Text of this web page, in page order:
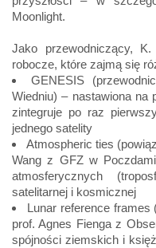
Moonlight.
Jako przewodniczący,
robocze, które zajmą się
GENESIS
Wiedniu) – nastawiona na
zintegruje po raz
jednego satelity
Atmospheric ties
Wang z GFZ w
atmosferycznych
satelitarnej i kosmicznej
Lunar reference frames
prof. Agnes Fienga z
spójności ziemskich i